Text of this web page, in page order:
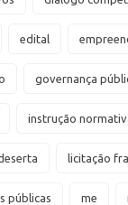
edital
governança
instrução
licitação
públicas me